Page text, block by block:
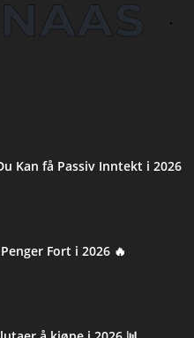
Kan få Passiv Inntekt i 2026
Fort i 2026 🔥